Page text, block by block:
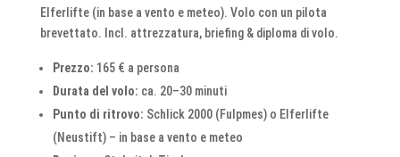
Elferlifte (in base a vento e meteo). Volo con un pilota
brevettato. Incl. attrezzatura, briefing & diploma di volo.
Prezzo: 165 € a persona
Durata del volo: ca. 20–30 minuti
Punto di ritrovo: Schlick 2000 (Fulpmes) o Elferlifte
(Neustift) – in base a vento e meteo